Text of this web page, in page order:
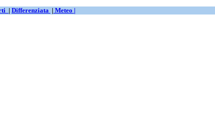
| Differenziata | Meteo |